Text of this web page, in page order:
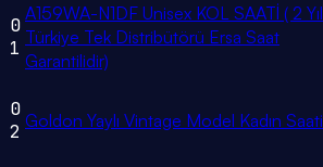
0
1
A159WA-N1DF Unisex KOL SAATİ ( 2 Yıl
Türkiye Tek Distribütörü Ersa Saat
Garantilidir)
0
2 Goldon Yaylı Vintage Model Kadın Saati